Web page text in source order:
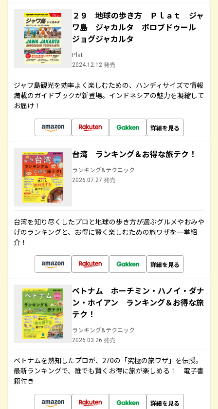
２９ 地球の歩き方 Ｐｌａｔ ジャ
ワ島 ジャカルタ ボロブドゥール
ジョグジャカルタ
Plat
2024.12.12 発売
ジャワ島観光を効率よく楽しむための、ハンディサイズで情報
満載のガイドブックが新登場。インドネシアの魅力を凝縮して
お届け！
詳細を見る
台湾 ランキング＆お得な旅テク！
ランキング&テクニック
2026.07.27 発売
台湾を知り尽くしたプロと地球の歩き方が選ぶグルメやおみや
げのランキングと、お得に賢く楽しむための旅ワザを一挙紹
介！
詳細を見る
ベトナム ホーチミン・ハノイ・ダナ
ン・ホイアン ランキング＆お得な旅
テク！
ランキング&テクニック
2026.03.26 発売
ベトナムを熟知したプロが、270の「究極の旅ワザ」を伝授。
最新ランキングで、誰でも賢くお得に旅が楽しめる！ 電子書
籍付き
詳細を見る